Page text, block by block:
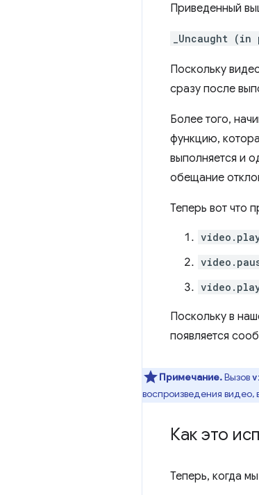
Приведенный
_Uncaught
Поскольку
сразу после
Более того,
функцию,
выполняется и
обещание
Теперь вот что
Поскольку в
появляется
Примечание.Вызов
воспроизведения
Как это
Теперь, когда